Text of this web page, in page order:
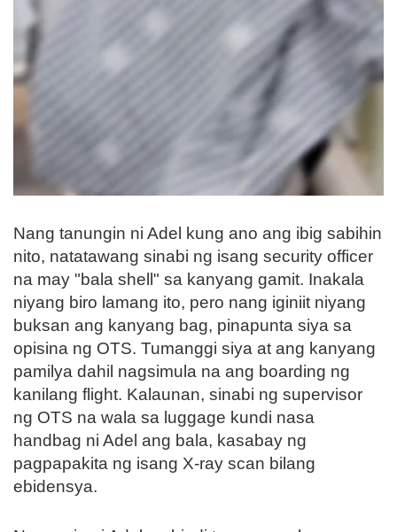
Nang tanungin ni Adel kung ano ang ibig sabihin
nito, natatawang sinabi ng isang security officer
na may "bala shell" sa kanyang gamit. Inakala
niyang biro lamang ito, pero nang iginiit niyang
buksan ang kanyang bag, pinapunta siya sa
opisina ng OTS. Tumanggi siya at ang kanyang
pamilya dahil nagsimula na ang boarding ng
kanilang flight. Kalaunan, sinabi ng supervisor
ng OTS na wala sa luggage kundi nasa
handbag ni Adel ang bala, kasabay ng
pagpapakita ng isang X-ray scan bilang
ebidensya.